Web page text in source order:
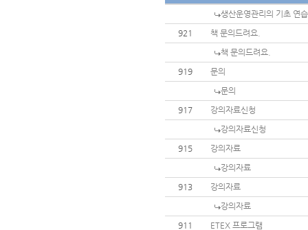
생산운영관리의 기초 연
921
책 문의드려요.
책 문의드려요.
919
문의
문의
917
강의자료신청
강의자료신청
915
강의자료
강의자료
913
강의자료
강의자료
911
ETEX 프로그램